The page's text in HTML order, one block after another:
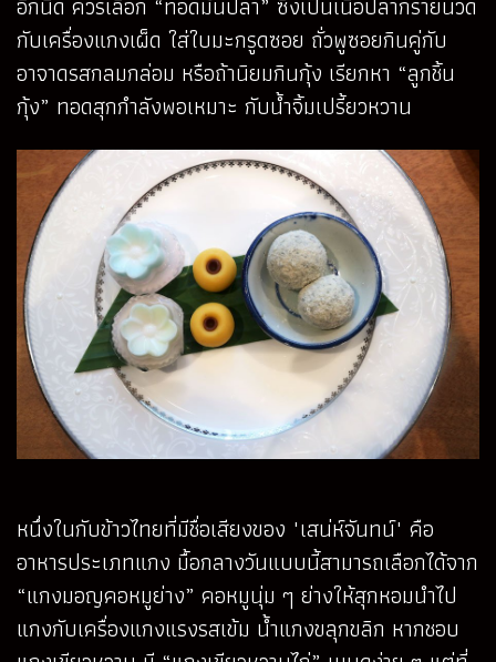
อีกนิด ควรเลือก “ทอดมันปลา” ซึ่งเป็นเนื้อปลากรายนวด
กับเครื่องแกงเผ็ด ใส่ใบมะกรูดซอย ถั่วพูซอยกินคู่กับ
อาจาดรสกลมกล่อม หรือถ้านิยมกินกุ้ง เรียกหา “ลูกชิ้น
กุ้ง” ทอดสุกกำลังพอเหมาะ กับน้ำจิ้มเปรี้ยวหวาน
หนึ่งในกับข้าวไทยที่มีชื่อเสียงของ "เสน่ห์จันทน์" คือ
อาหารประเภทแกง มื้อกลางวันแบบนี้สามารถเลือกได้จาก
“แกงมอญคอหมูย่าง” คอหมูนุ่ม ๆ ย่างให้สุกหอมนำไป
แกงกับเครื่องแกงแรงรสเข้ม น้ำแกงขลุกขลิก หากชอบ